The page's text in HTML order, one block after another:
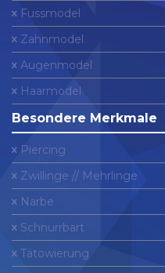
Fussmodel
Zahnmodel
Augenmodel
Haarmodel
Besondere Merkmale
Piercing
Zwillinge // Mehrlinge
Narbe
Schnurrbart
Tätowierung